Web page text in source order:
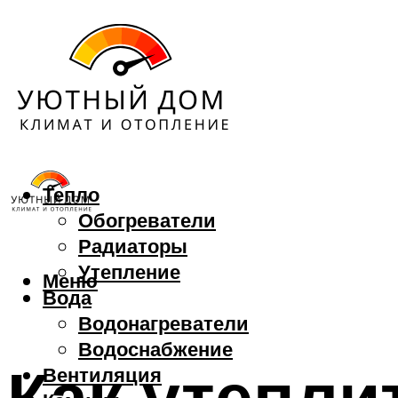
Тепло
Обогреватели
Радиаторы
Утепление
Вода
Водонагреватели
Водоснабжение
Вентиляция
Меню